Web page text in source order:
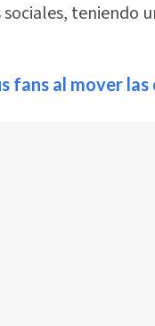
teniendo
fans al mover